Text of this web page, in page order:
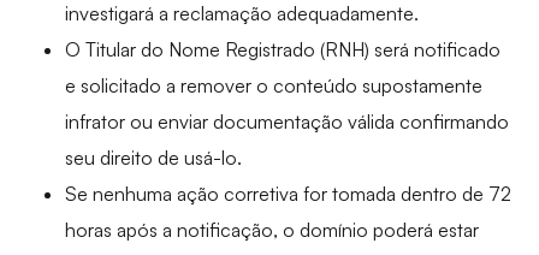
investigará a reclamação adequadamente.
O Titular do Nome Registrado (RNH) será notificado
e solicitado a remover o conteúdo supostamente
infrator ou enviar documentação válida confirmando
seu direito de usá-lo.
Se nenhuma ação corretiva for tomada dentro de 72
horas após a notificação, o domínio poderá estar